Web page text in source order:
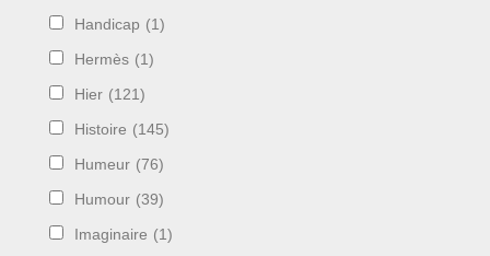
Handicap (1)
Hermès (1)
Hier (121)
Histoire (145)
Humeur (76)
Humour (39)
Imaginaire (1)